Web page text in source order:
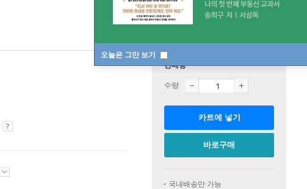
오늘은 그만 보기
판매중
수량
카트에 넣기
바로구매
국내배송만 가능